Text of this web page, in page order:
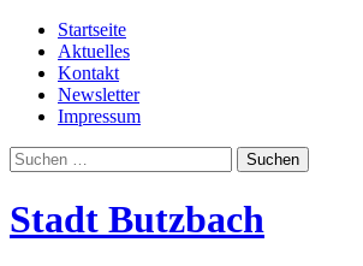
Startseite
Aktuelles
Kontakt
Newsletter
Impressum
Suchen
nach:
Stadt Butzbach